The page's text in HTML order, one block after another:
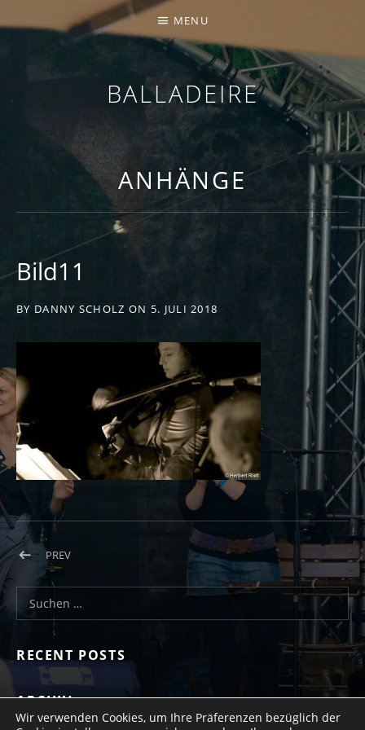
BALLADEIRE
MENU
ANHÄNGE
Bild11
BY DANNY SCHOLZ ON 5. JULI 2018
Beitragsnavigation
PREVPOST: BILD11
Suchen nach:
RECENT POSTS
ARCHIV
Wir verwenden Cookies, um Ihre Präferenzen bezüglich der